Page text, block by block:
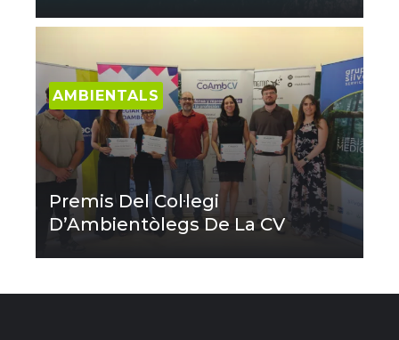
AMBIENTALS
Premis Del Col·legi
D’Ambientòlegs De La CV